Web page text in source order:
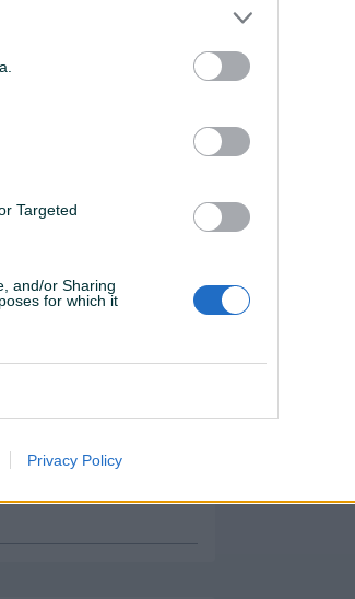
Targeted
and/or Sharing
for which it
Privacy Policy